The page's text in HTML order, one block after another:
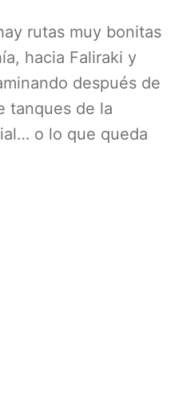
rutas muy bonitas
hacia Faliraki y
después de
tanques de la
o lo que queda